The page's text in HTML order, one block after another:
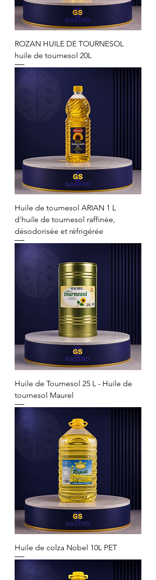
ROZAN HUILE DE TOURNESOL
huile de tournesol 20L
Huile de tournesol ARIAN 1 L
d'huile de tournesol raffinée,
désodorisée et réfrigérée
Huile de Tournesol 25 L - Huile de
tournesol Maurel
Huile de colza Nobel 10L PET